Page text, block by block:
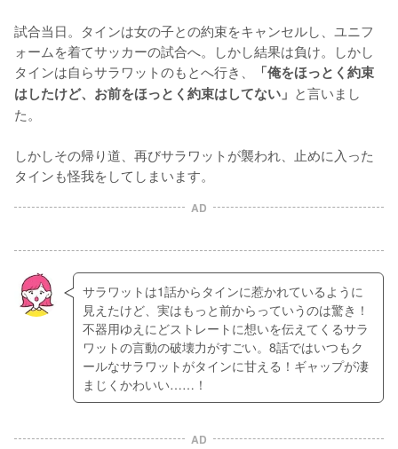
試合当日。タインは女の子との約束をキャンセルし、ユニフ
ォームを着てサッカーの試合へ。しかし結果は負け。しかし
タインは自らサラワットのもとへ行き、
「俺をほっとく約束
はしたけど、お前をほっとく約束はしてない」 と言いまし
た。
しかしその帰り道、再びサラワットが襲われ、止めに入った
タインも怪我をしてしまいます。
AD
サラワットは1話からタインに惹かれているように
見えたけど、実はもっと前からっていうのは驚き！
不器用ゆえにどストレートに想いを伝えてくるサラ
ワットの言動の破壊力がすごい。8話ではいつもク
ールなサラワットがタインに甘える！ギャップが凄
まじくかわいい……！
AD